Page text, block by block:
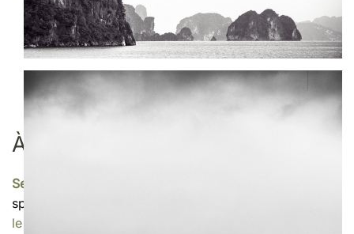
À PROPOS DE L’AUTEUR
Sebastien Desnoulez
spécialisé dans les
le monde